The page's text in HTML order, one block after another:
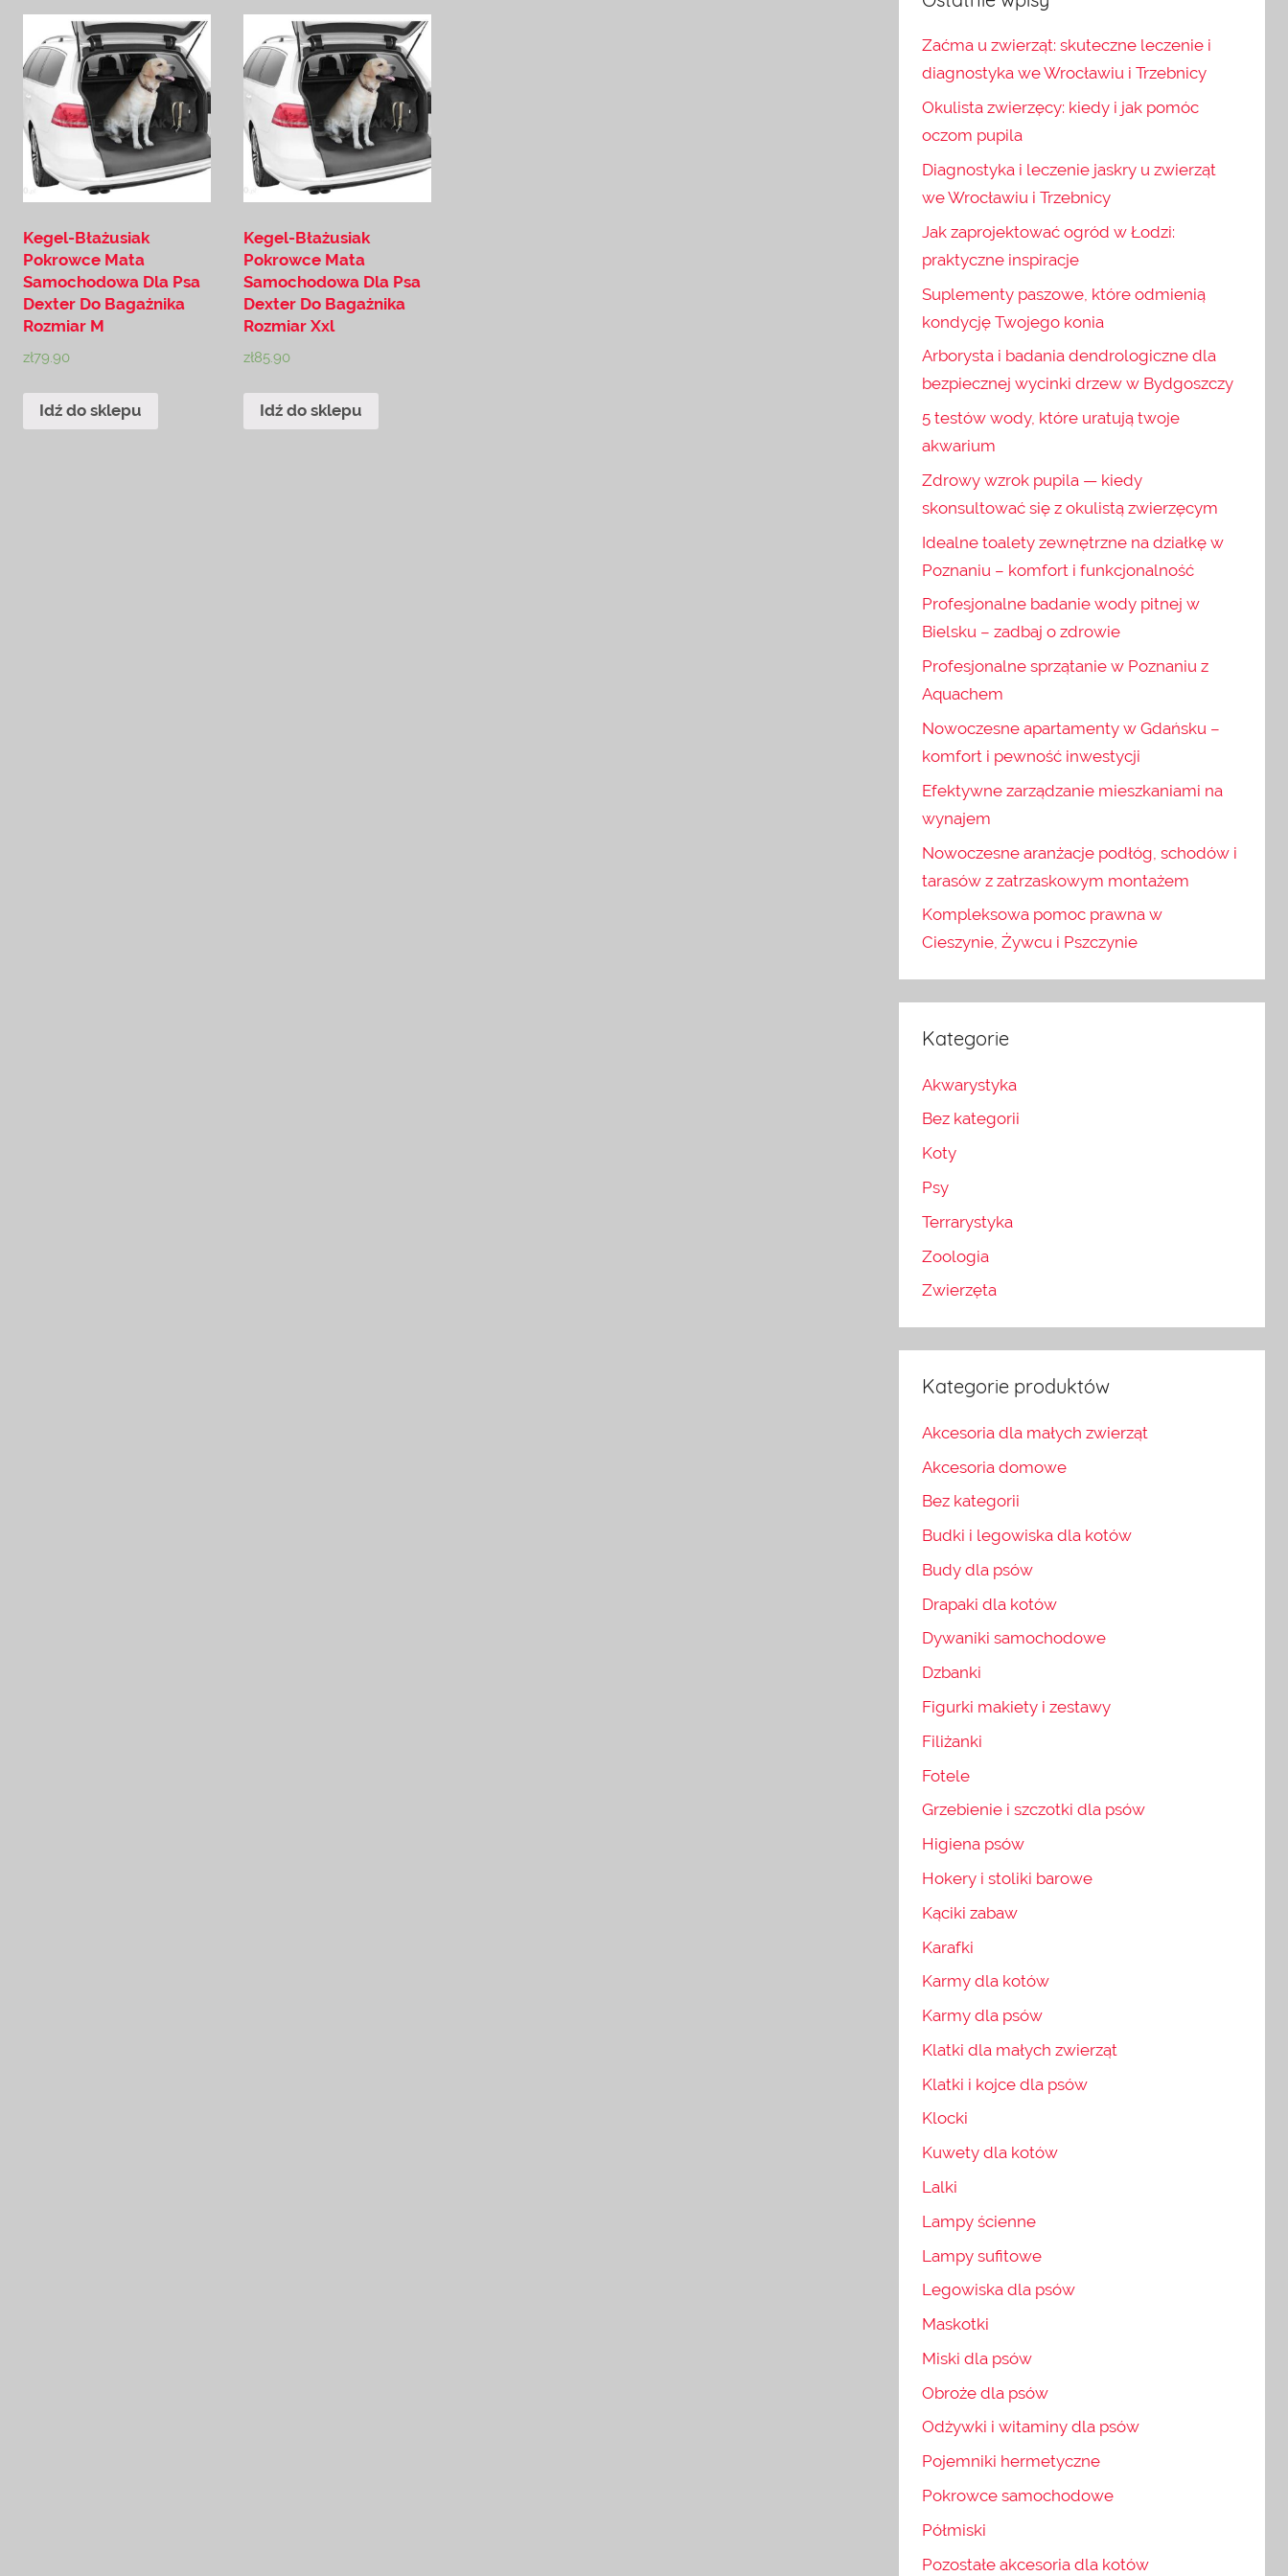
Kegel-Błażusiak
Pokrowce Mata
Samochodowa Dla Psa
Dexter Do Bagażnika
Rozmiar M
zł79.90
Idź do sklepu
Kegel-Błażusiak
Pokrowce Mata
Samochodowa Dla Psa
Dexter Do Bagażnika
Rozmiar Xxl
zł85.90
Idź do sklepu
Zaćma u zwierząt: skuteczne leczenie i
diagnostyka we Wrocławiu i Trzebnicy
Okulista zwierzęcy: kiedy i jak pomóc
oczom pupila
Diagnostyka i leczenie jaskry u zwierząt
we Wrocławiu i Trzebnicy
Jak zaprojektować ogród w Łodzi:
praktyczne inspiracje
Suplementy paszowe, które odmienią
kondycję Twojego konia
Arborysta i badania dendrologiczne dla
bezpiecznej wycinki drzew w Bydgoszczy
5 testów wody, które uratują twoje
akwarium
Zdrowy wzrok pupila — kiedy
skonsultować się z okulistą zwierzęcym
Idealne toalety zewnętrzne na działkę w
Poznaniu – komfort i funkcjonalność
Profesjonalne badanie wody pitnej w
Bielsku – zadbaj o zdrowie
Profesjonalne sprzątanie w Poznaniu z
Aquachem
Nowoczesne apartamenty w Gdańsku –
komfort i pewność inwestycji
Efektywne zarządzanie mieszkaniami na
wynajem
Nowoczesne aranżacje podłóg, schodów i
tarasów z zatrzaskowym montażem
Kompleksowa pomoc prawna w
Cieszynie, Żywcu i Pszczynie
Kategorie
Akwarystyka
Bez kategorii
Koty
Psy
Terrarystyka
Zoologia
Zwierzęta
Kategorie produktów
Akcesoria dla małych zwierząt
Akcesoria domowe
Bez kategorii
Budki i legowiska dla kotów
Budy dla psów
Drapaki dla kotów
Dywaniki samochodowe
Dzbanki
Figurki makiety i zestawy
Filiżanki
Fotele
Grzebienie i szczotki dla psów
Higiena psów
Hokery i stoliki barowe
Kąciki zabaw
Karafki
Karmy dla kotów
Karmy dla psów
Klatki dla małych zwierząt
Klatki i kojce dla psów
Klocki
Kuwety dla kotów
Lalki
Lampy ścienne
Lampy sufitowe
Legowiska dla psów
Maskotki
Miski dla psów
Obroże dla psów
Odżywki i witaminy dla psów
Pojemniki hermetyczne
Pokrowce samochodowe
Półmiski
Pozostałe akcesoria dla kotów